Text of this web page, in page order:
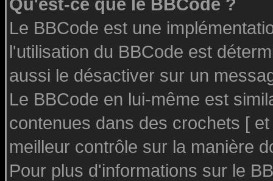
Qu'est-ce que le BBCode ?
Le BBCode est une
l'utilisation du BBCode est
aussi le désactiver sur un
Le BBCode en lui-même est
contenues dans des crochets [
meilleur contrôle sur la manière
Pour plus d'informations sur le